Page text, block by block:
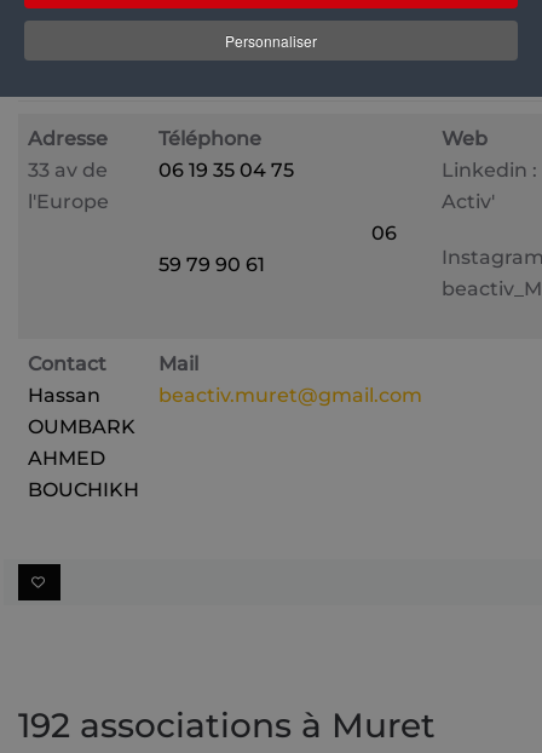
Personnaliser
DÉTAILS
Adresse
33 av de
l'Europe
Téléphone
06 19 35 04 75
06
59 79 90 61
Web
Linkedin :
Activ'
Contact
Hassan
OUMBARK
AHMED
BOUCHIKH
Mail
beactiv.muret@gmail.com
192 associations à Muret